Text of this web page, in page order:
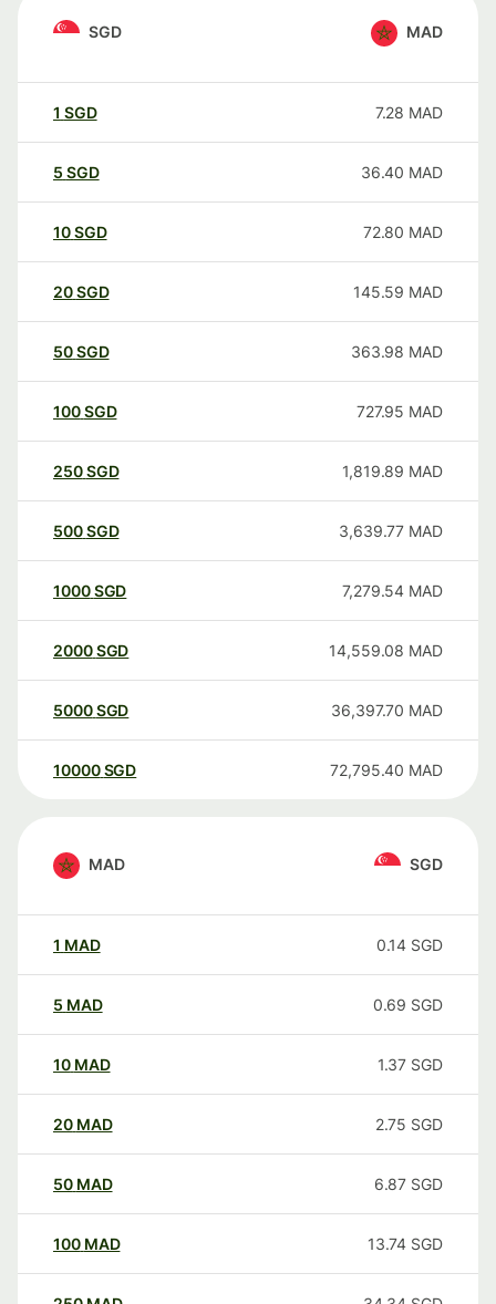
SGD MAD
1 SGD 7.28 MAD
5 SGD 36.40 MAD
10SGD 72.80 MAD
20SGD 145.59 MAD
50SGD 363.98 MAD
100SGD 727.95 MAD
250SGD 1,819.89 MAD
500SGD 3,639.77 MAD
1000SGD 7,279.54 MAD
2000SGD 14,559.08 MAD
5000SGD 36,397.70 MAD
10000 SGD 72,795.40 MAD
MAD SGD
1 MAD 0.14 SGD
5 MAD 0.69 SGD
10 MAD 1.37 SGD
20 MAD 2.75 SGD
50 MAD 6.87 SGD
100 MAD 13.74 SGD